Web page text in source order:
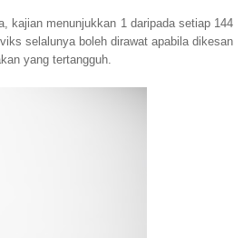
kajian menunjukkan 1 daripada setiap 144
selalunya boleh dirawat apabila dikesan
yang tertangguh.